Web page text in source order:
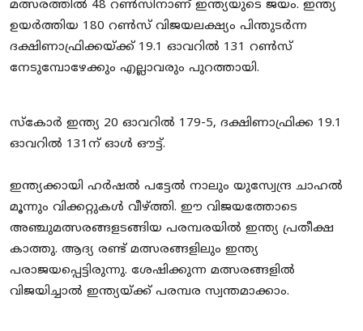
മത്സരത്തില്‍ 48 റണ്‍സിനാണ് ഇന്ത്യയുടെ ജയം. ഇന്ത്യ
ഉയര്‍ത്തിയ 180 റണ്‍സ് വിജയലക്ഷ്യം പിന്തുടര്‍ന്ന
ദക്ഷിണാഫ്രിക്കയ്ക്ക് 19.1 ഓവറില്‍ 131 റണ്‍സ്
നേടുമ്പോഴേക്കും എല്ലാവരും പുറത്തായി.
സ്‌കോര്‍ ഇന്ത്യ 20 ഓവറില്‍ 179-5, ദക്ഷിണാഫ്രിക്ക 19.1
ഓവറില്‍ 131ന് ഓള്‍ ഔട്ട്.
ഇന്ത്യക്കായി ഹര്‍ഷല്‍ പട്ടേല്‍ നാലും യുസ്വേന്ദ്ര ചാഹല്‍
മൂന്നും വിക്കറ്റുകള്‍ വീഴ്ത്തി. ഈ വിജയത്തോടെ
അഞ്ചുമത്സരങ്ങളടങ്ങിയ പരമ്പരയില്‍ ഇന്ത്യ പ്രതീക്ഷ
കാത്തു. ആദ്യ രണ്ട് മത്സരങ്ങളിലും ഇന്ത്യ
പരാജയപ്പെട്ടിരുന്നു. ശേഷിക്കുന്ന മത്സരങ്ങളില്‍
വിജയിച്ചാല്‍ ഇന്ത്യയ്ക്ക് പരമ്പര സ്വന്തമാക്കാം.